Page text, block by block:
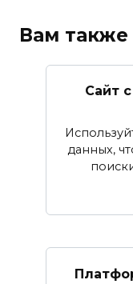
Вам также
Сайт
данных,